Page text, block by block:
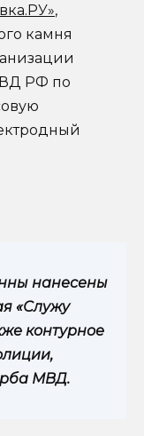
,
камня
РФ по
нанесены
«Служу
контурное
МВД.